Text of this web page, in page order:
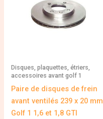
Disques, plaquettes, étriers,
accessoires avant golf 1
Paire de disques de frein
avant ventilés 239 x 20 mm
Golf 1 1,6 et 1,8 GTI